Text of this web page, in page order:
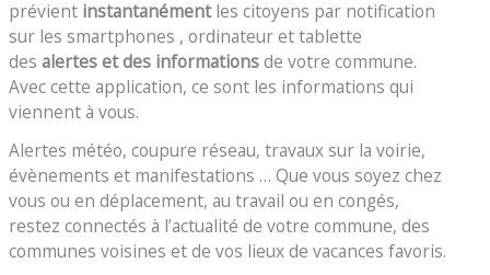
prévient instantanémentles citoyens par notification
sur les smartphones , ordinateur et tablette
desalertes et des informationsde votre commune.
Avec cette application, ce sont les informations qui
viennent à vous.
Alertes météo, coupure réseau, travaux sur la voirie,
évènements et manifestations … Que vous soyez chez
vous ou en déplacement, au travail ou en congés,
restez connectés à l’actualité de votre commune, des
communes voisines et de vos lieux de vacances favoris.